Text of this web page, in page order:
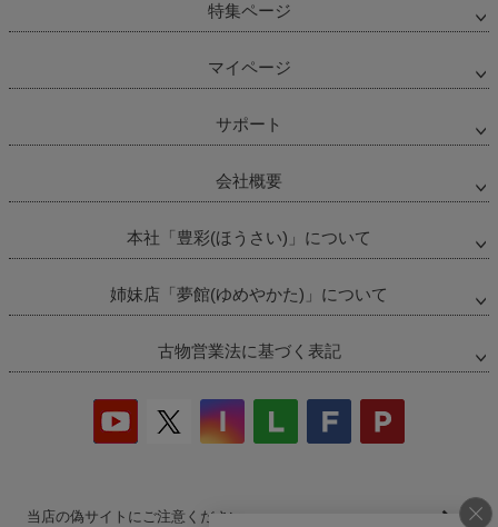
特集ページ
マイページ
サポート
会社概要
本社「豊彩(ほうさい)」について
姉妹店「夢館(ゆめやかた)」について
古物営業法に基づく表記
当店の偽サイトにご注意ください